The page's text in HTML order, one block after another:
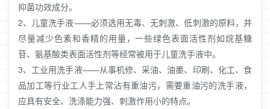
抑菌功效成分。
2、儿童洗手液——必须选用无毒、无刺激、低刺激的原料，并
尽量减少色素和香精的用量，一些绿色表面活性剂如烷基糖
苷、氨基酸类表面活性剂等经常被用于儿童洗手液中。
3、工业用洗手液——从事机修、采油、油墨、印刷、化工、食
品加工等行业工人手上常沾有重油污，需要重油污的洗手液，
应具有安全、洗涤能力强、刺激作用小的特点。